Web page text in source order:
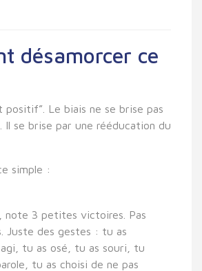
désamorcer ce
positif”. Le biais ne se brise pas
Il se brise par une rééducation du
simple :
note 3 petites victoires.
Pas
Juste des gestes : tu as
tu as osé, tu as souri, tu
tu as choisi de ne pas